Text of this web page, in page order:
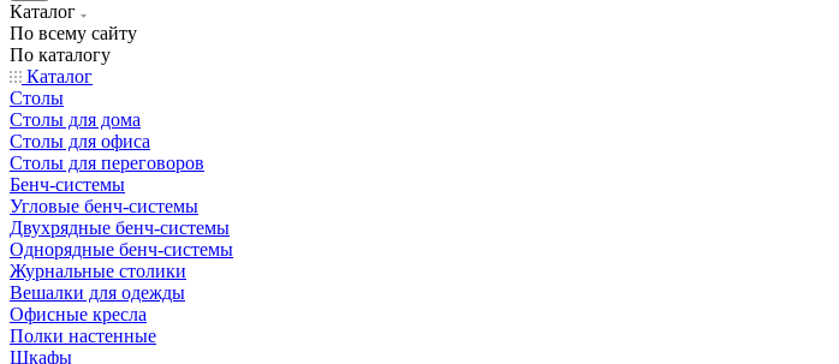
Каталог
По всему сайту
По каталогу
Каталог
Столы
Столы для дома
Столы для офиса
Столы для переговоров
Бенч-системы
Угловые бенч-системы
Двухрядные бенч-системы
Однорядные бенч-системы
Журнальные столики
Вешалки для одежды
Офисные кресла
Полки настенные
Шкафы